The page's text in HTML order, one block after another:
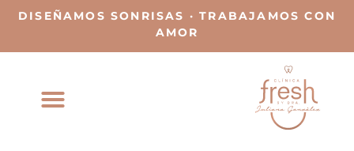
DISEÑAMOS SONRISAS · TRABAJAMOS CON
AMOR